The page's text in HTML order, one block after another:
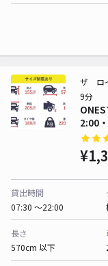
2:00
ザ ロ
9分
貸出時間
07:30 〜22:00
長さ
570cm 以下